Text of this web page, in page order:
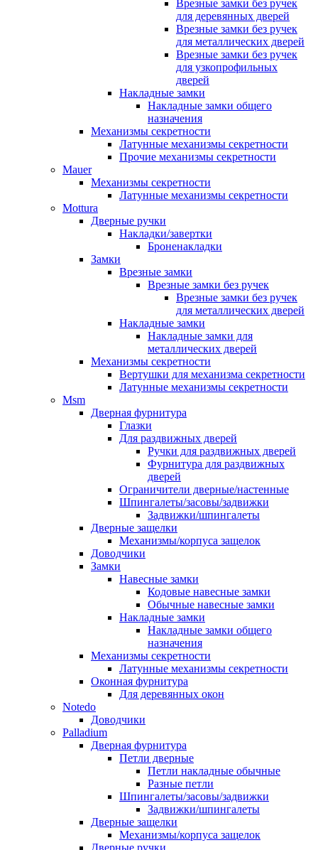
Врезные замки без ручек
для деревянных дверей
Врезные замки без ручек
для металлических дверей
Врезные замки без ручек
для узкопрофильных
дверей
Накладные замки
Накладные замки общего
назначения
Механизмы секретности
Латунные механизмы секретности
Прочие механизмы секретности
Mauer
Механизмы секретности
Латунные механизмы секретности
Mottura
Дверные ручки
Накладки/завертки
Броненакладки
Замки
Врезные замки
Врезные замки без ручек
Врезные замки без ручек
для металлических дверей
Накладные замки
Накладные замки для
металлических дверей
Механизмы секретности
Вертушки для механизма секретности
Латунные механизмы секретности
Msm
Дверная фурнитура
Глазки
Для раздвижных дверей
Ручки для раздвижных дверей
Фурнитура для раздвижных
дверей
Ограничители дверные/настенные
Шпингалеты/засовы/задвижки
Задвижки/шпингалеты
Дверные защелки
Механизмы/корпуса защелок
Доводчики
Замки
Навесные замки
Кодовые навесные замки
Обычные навесные замки
Накладные замки
Накладные замки общего
назначения
Механизмы секретности
Латунные механизмы секретности
Оконная фурнитура
Для деревянных окон
Notedo
Доводчики
Palladium
Дверная фурнитура
Петли дверные
Петли накладные обычные
Разные петли
Шпингалеты/засовы/задвижки
Задвижки/шпингалеты
Дверные защелки
Механизмы/корпуса защелок